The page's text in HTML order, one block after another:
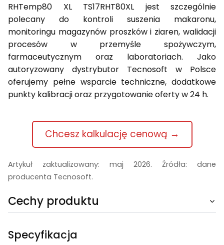
RHTemp80 XL TS17RHT80XL jest szczególnie
polecany do kontroli suszenia makaronu,
monitoringu magazynów proszków i ziaren, walidacji
procesów w przemyśle spożywczym,
farmaceutycznym oraz laboratoriach. Jako
autoryzowany dystrybutor Tecnosoft w Polsce
oferujemy pełne wsparcie techniczne, dodatkowe
punkty kalibracji oraz przygotowanie oferty w 24 h.
Chcesz kalkulację cenową →
Artykuł zaktualizowany: maj 2026. Źródła: dane
producenta Tecnosoft.
Cechy produktu
Specyfikacja